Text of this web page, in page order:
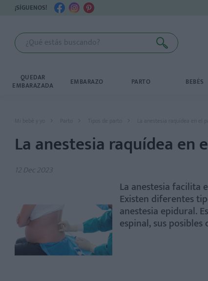
¡SÍGUENOS!
QUEDAR
EMBARAZADA EMBARAZO PARTO BEBÉS
Mi bebé y yo Parto Tipos de parto La anestesia raquídea en el
La anestesia raquídea en
12 Dec 2023
La anestesia
Existen diferentes
anestesia epidural.
espinal, sus